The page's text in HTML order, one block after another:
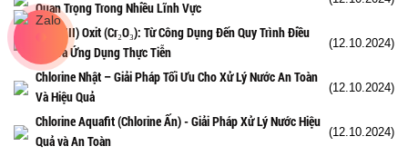
Quan Trọng Trong Nhiều Lĩnh Vực
Crom(III) Oxit (Cr₂O₃): Từ Công Dụng Đến Quy Trình Điều
Chế và Ứng Dụng Thực Tiễn
(12.10.2024)
Chlorine Nhật – Giải Pháp Tối Ưu Cho Xử Lý Nước An Toàn
Và Hiệu Quả
(12.10.2024)
Chlorine Aquafit (Chlorine Ấn) - Giải Pháp Xử Lý Nước Hiệu
Quả và An Toàn
(12.10.2024)